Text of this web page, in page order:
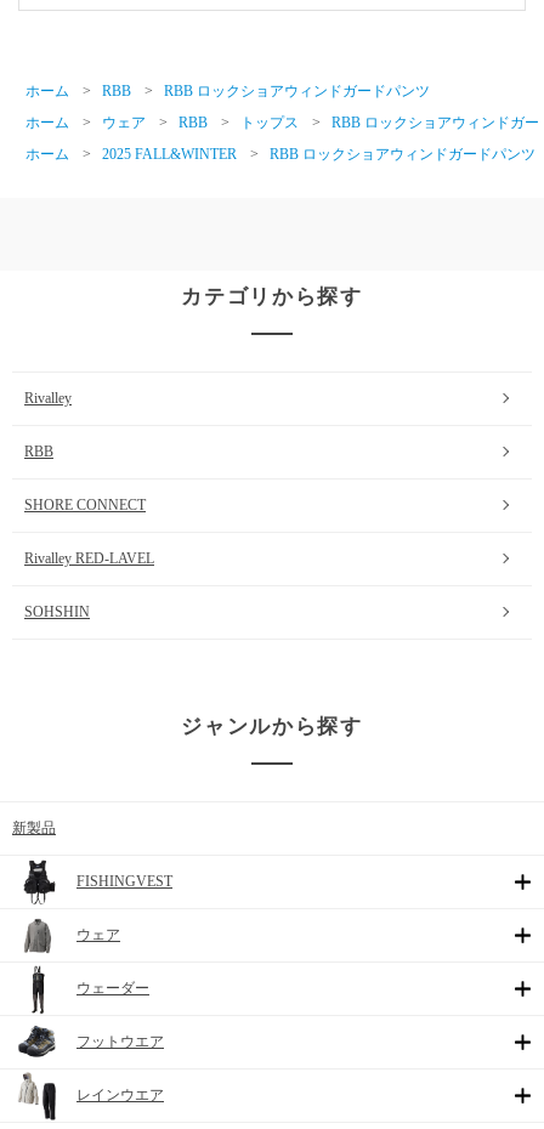
ホーム > RBB >
RBB ロックショアウィンドガードパンツ
ホーム
> ウェア > RBB > トップス >
RBB ロックショアウィンドガー
ホーム
> 2025 FALL&WINTER > RBB ロックショアウィンドガードパンツ
カテゴリから探す
Rivalley
RBB
SHORE CONNECT
Rivalley RED-LAVEL
SOHSHIN
ジャンルから探す
新製品
FISHINGVEST
ウェア
ウェーダー
フットウエア
レインウエア